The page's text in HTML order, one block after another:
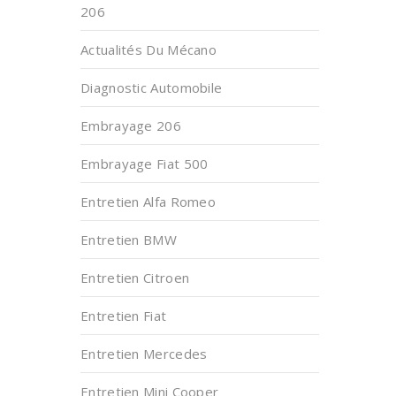
206
Actualités Du Mécano
Diagnostic Automobile
Embrayage 206
Embrayage Fiat 500
Entretien Alfa Romeo
Entretien BMW
Entretien Citroen
Entretien Fiat
Entretien Mercedes
Entretien Mini Cooper